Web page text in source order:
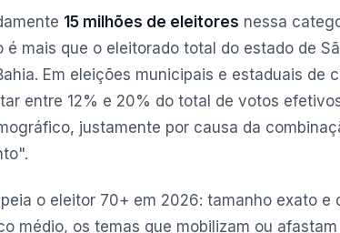
15 milhões de eleitores nessa
é mais que o eleitorado total do estado de
Em eleições municipais e estaduais de
entre 12% e 20% do total de votos
justamente por causa da
o eleitor 70+ em 2026: tamanho exato e
médio, os temas que mobilizam ou